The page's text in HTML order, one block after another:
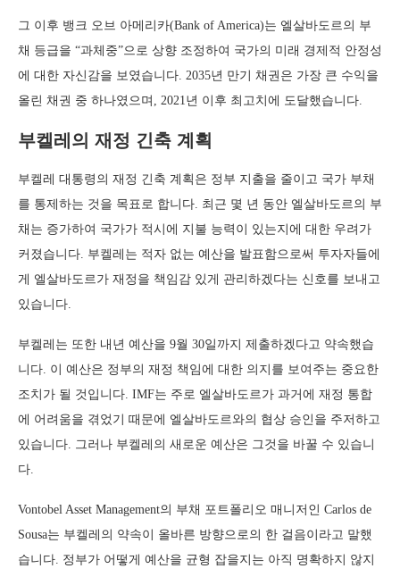
그 이후 뱅크 오브 아메리카(Bank of America)는 엘살바도르의 부
채 등급을 “과체중”으로 상향 조정하여 국가의 미래 경제적 안정성
에 대한 자신감을 보였습니다. 2035년 만기 채권은 가장 큰 수익을
올린 채권 중 하나였으며, 2021년 이후 최고치에 도달했습니다.
부켈레의 재정 긴축 계획
부켈레 대통령의 재정 긴축 계획은 정부 지출을 줄이고 국가 부채
를 통제하는 것을 목표로 합니다. 최근 몇 년 동안 엘살바도르의 부
채는 증가하여 국가가 적시에 지불 능력이 있는지에 대한 우려가
커졌습니다. 부켈레는 적자 없는 예산을 발표함으로써 투자자들에
게 엘살바도르가 재정을 책임감 있게 관리하겠다는 신호를 보내고
있습니다.
부켈레는 또한 내년 예산을 9월 30일까지 제출하겠다고 약속했습
니다. 이 예산은 정부의 재정 책임에 대한 의지를 보여주는 중요한
조치가 될 것입니다. IMF는 주로 엘살바도르가 과거에 재정 통합
에 어려움을 겪었기 때문에 엘살바도르와의 협상 승인을 주저하고
있습니다. 그러나 부켈레의 새로운 예산은 그것을 바꿀 수 있습니
다.
Vontobel Asset Management의 부채 포트폴리오 매니저인 Carlos de
Sousa는 부켈레의 약속이 올바른 방향으로의 한 걸음이라고 말했
습니다. 정부가 어떻게 예산을 균형 잡을지는 아직 명확하지 않지